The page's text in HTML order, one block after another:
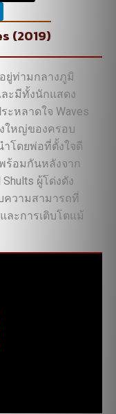
(2019)
อยู่ท่ามกลางภูมิ
ะมีทั้งนักแสดง
ะหลาดใจ Waves
ใหญ่ของครอบ
โดยพ่อที่ตั้งใจดี
ร้อมกันหลังจาก
ผู้โด่งดัง
ความสามารถที่
ละการเติบโตแม้